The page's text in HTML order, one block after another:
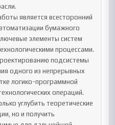
является всесторонний
бумажного
элементы систем
процессами.
подсистемы
одного из непрерывных
логико-программной
операций.
углубить теоретические
но и получить